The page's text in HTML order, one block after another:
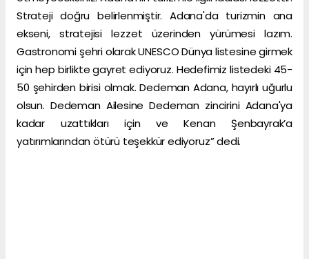
Strateji doğru belirlenmiştir. Adana'da turizmin ana
ekseni, stratejisi lezzet üzerinden yürümesi lazım.
Gastronomi şehri olarak UNESCO Dünya listesine girmek
için hep birlikte gayret ediyoruz. Hedefimiz listedeki 45-
50 şehirden birisi olmak. Dedeman Adana, hayırlı uğurlu
olsun. Dedeman Ailesine Dedeman zincirini Adana'ya
kadar uzattıkları için ve Kenan Şenbayrak’a
yatırımlarından ötürü teşekkür ediyoruz” dedi.